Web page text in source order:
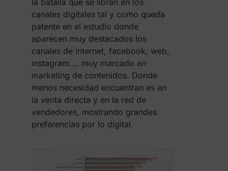
canales digitales tal y como queda
patente en el estudio donde
aparecen muy destacados los
canales de internet, facebook, web,
instagram…. muy marcado en
marketing de contenidos. Donde
menos necesidad encuentran es en
la venta directa y en la red de
vendedores, mostrando grandes
preferencias por lo digital.